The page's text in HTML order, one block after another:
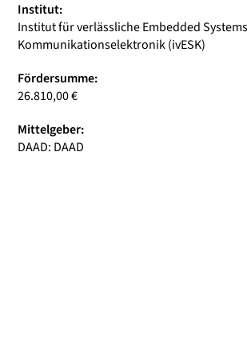
Institut:
Institut für verlässliche Embedded
Kommunikationselektronik (ivESK)
Fördersumme:
26.810,00 €
Mittelgeber:
DAAD: DAAD